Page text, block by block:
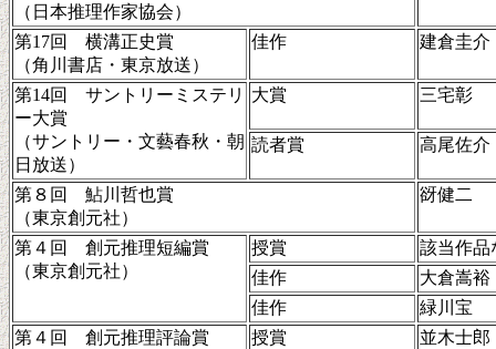
（日本推理作家協会）
第17回 横溝正史賞
（角川書店・東京放送）
佳作 建倉圭介
第14回 サントリーミステリ
ー大賞
（サントリー・文藝春秋・朝
日放送）
大賞 三宅彰
読者賞 高尾佐介
第８回 鮎川哲也賞
（東京創元社）
谺健二
第４回 創元推理短編賞
（東京創元社）
授賞
該当作品
佳作
大倉嵩裕
佳作
緑川宝
第４回 創元推理評論賞
授賞 並木士郎